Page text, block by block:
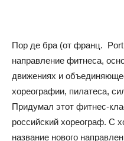
для
похудения
Пор де бра (от франц.
направление фитнеса,
движениях и
хореографии, пилатеса,
Придумал этот фитнес-
российский хореограф. С
название нового